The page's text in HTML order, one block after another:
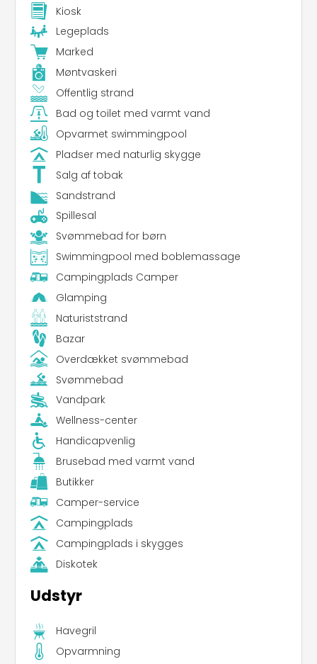
Kiosk
Legeplads
Marked
Møntvaskeri
Offentlig strand
Bad og toilet med varmt vand
Opvarmet swimmingpool
Pladser med naturlig skygge
Salg af tobak
Sandstrand
Spillesal
Svømmebad for børn
Swimmingpool med boblemassage
Campingplads Camper
Glamping
Naturiststrand
Bazar
Overdækket svømmebad
Svømmebad
Vandpark
Wellness-center
Handicapvenlig
Brusebad med varmt vand
Butikker
Camper-service
Campingplads
Campingplads i skygges
Diskotek
Udstyr
Havegril
Opvarmning